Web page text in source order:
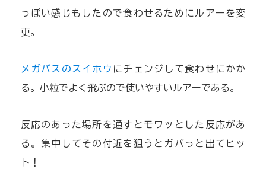
っぽい感じもしたので食わせるためにルアーを変
更。
メガバスのスイホウ にチェンジして食わせにかか
る。小粒でよく飛ぶので使いやすいルアーである。
反応のあった場所を通すとモワッとした反応があ
る。集中してその付近を狙うとガバっと出てヒッ
ト！